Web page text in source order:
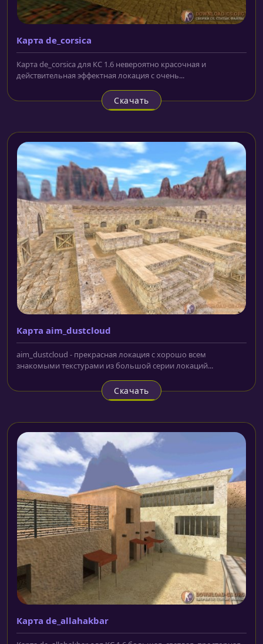
Карта de_corsica
Карта de_corsica для КС 1.6 невероятно красочная и
действительная эффектная локация с очень...
Скачать
Карта aim_dustcloud
aim_dustcloud - прекрасная локация с хорошо всем
знакомыми текстурами из большой серии локаций...
Скачать
Карта de_allahakbar